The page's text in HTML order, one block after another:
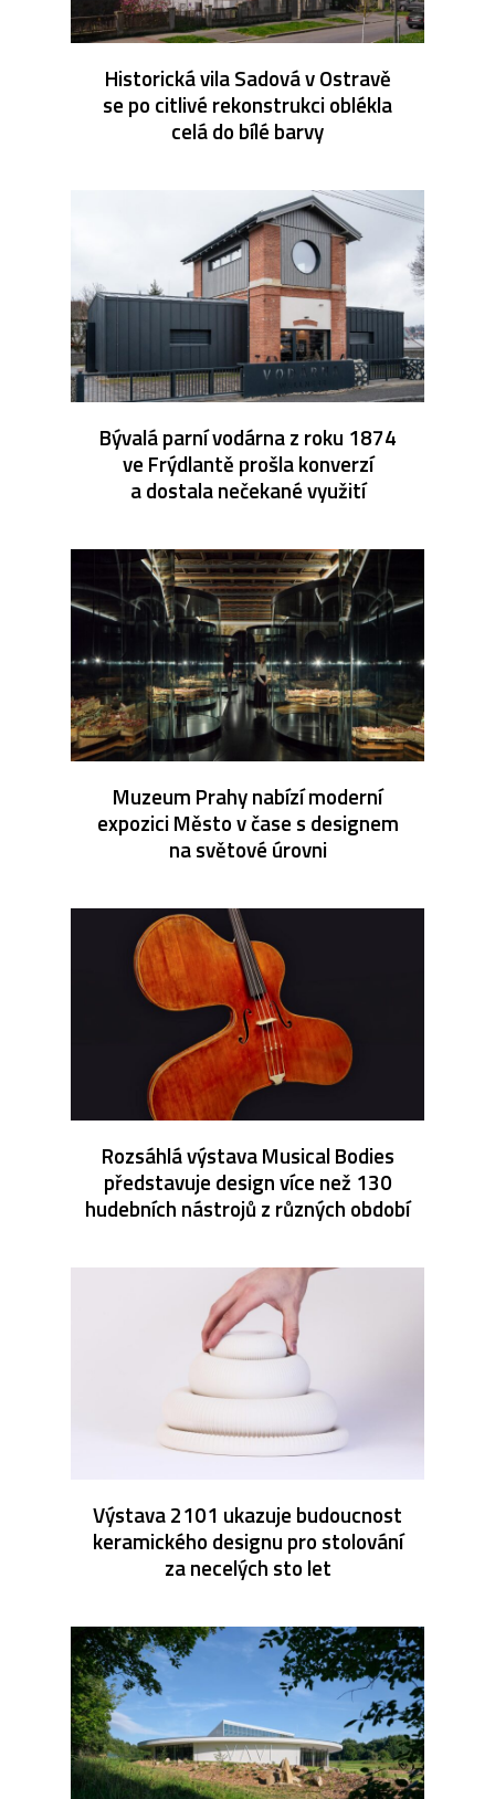
Historická vila Sadová v Ostravě
se po citlivé rekonstrukci oblékla
celá do bílé barvy
Bývalá parní vodárna z roku 1874
ve Frýdlantě prošla konverzí
a dostala nečekané využití
Muzeum Prahy nabízí moderní
expozici Město v čase s designem
na světové úrovni
Rozsáhlá výstava Musical Bodies
představuje design více než 130
hudebních nástrojů z různých období
Výstava 2101 ukazuje budoucnost
keramického designu pro stolování
za necelých sto let